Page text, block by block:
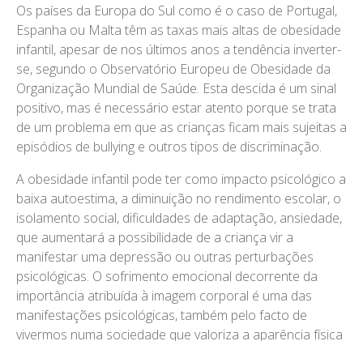
Os países da Europa do Sul como é o caso de Portugal,
Espanha ou Malta têm as taxas mais altas de obesidade
infantil, apesar de nos últimos anos a tendência inverter-
se, segundo o Observatório Europeu de Obesidade da
Organização Mundial de Saúde. Esta descida é um sinal
positivo, mas é necessário estar atento porque se trata
de um problema em que as crianças ficam mais sujeitas a
episódios de bullying e outros tipos de discriminação.
A obesidade infantil pode ter como impacto psicológico a
baixa autoestima, a diminuição no rendimento escolar, o
isolamento social, dificuldades de adaptação, ansiedade,
que aumentará a possibilidade de a criança vir a
manifestar uma depressão ou outras perturbações
psicológicas. O sofrimento emocional decorrente da
importância atribuída à imagem corporal é uma das
manifestações psicológicas, também pelo facto de
vivermos numa sociedade que valoriza a aparência física